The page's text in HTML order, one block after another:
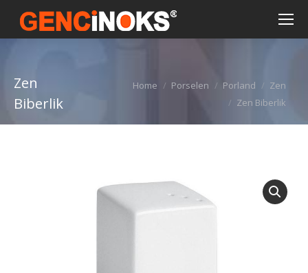
Zen
Biberlik
You are here:
Home Porselen Porland
Zen
Zen Biberlik